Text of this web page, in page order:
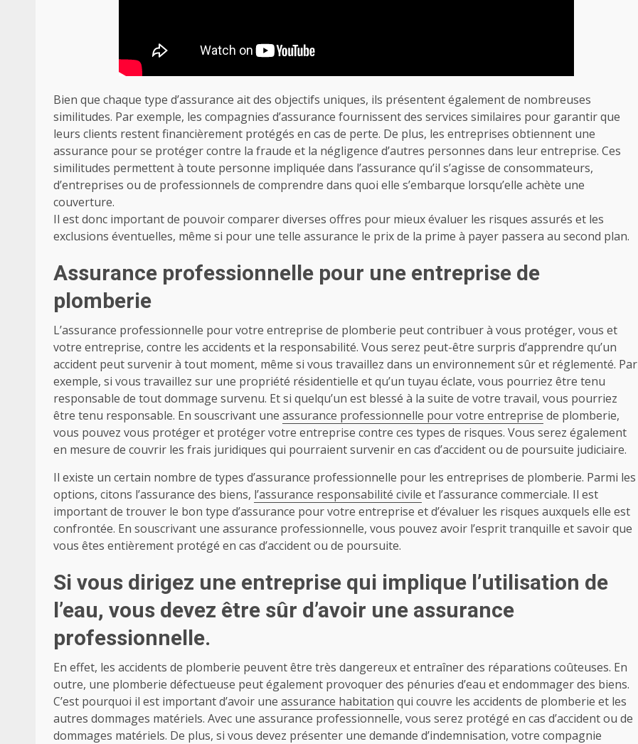
Bien que chaque type d’assurance ait des objectifs uniques, ils présentent également de nombreuses
similitudes. Par exemple, les compagnies d’assurance fournissent des services similaires pour garantir que
leurs clients restent financièrement protégés en cas de perte. De plus, les entreprises obtiennent une
assurance pour se protéger contre la fraude et la négligence d’autres personnes dans leur entreprise. Ces
similitudes permettent à toute personne impliquée dans l’assurance qu’il s’agisse de consommateurs,
d’entreprises ou de professionnels de comprendre dans quoi elle s’embarque lorsqu’elle achète une
couverture.
Il est donc important de pouvoir comparer diverses offres pour mieux évaluer les risques assurés et les
exclusions éventuelles, même si pour une telle assurance le prix de la prime à payer passera au second plan.
Assurance professionnelle pour une entreprise de
plomberie
L’assurance professionnelle pour votre entreprise de plomberie peut contribuer à vous protéger, vous et
votre entreprise, contre les accidents et la responsabilité. Vous serez peut-être surpris d’apprendre qu’un
accident peut survenir à tout moment, même si vous travaillez dans un environnement sûr et réglementé. Par
exemple, si vous travaillez sur une propriété résidentielle et qu’un tuyau éclate, vous pourriez être tenu
responsable de tout dommage survenu. Et si quelqu’un est blessé à la suite de votre travail, vous pourriez
être tenu responsable. En souscrivant une assurance professionnelle pour votre entreprise de plomberie,
vous pouvez vous protéger et protéger votre entreprise contre ces types de risques. Vous serez également
en mesure de couvrir les frais juridiques qui pourraient survenir en cas d’accident ou de poursuite judiciaire.
Il existe un certain nombre de types d’assurance professionnelle pour les entreprises de plomberie. Parmi les
options, citons l’assurance des biens, l’assurance responsabilité civile et l’assurance commerciale. Il est
important de trouver le bon type d’assurance pour votre entreprise et d’évaluer les risques auxquels elle est
confrontée. En souscrivant une assurance professionnelle, vous pouvez avoir l’esprit tranquille et savoir que
vous êtes entièrement protégé en cas d’accident ou de poursuite.
Si vous dirigez une entreprise qui implique l’utilisation de
l’eau, vous devez être sûr d’avoir une assurance
professionnelle.
En effet, les accidents de plomberie peuvent être très dangereux et entraîner des réparations coûteuses. En
outre, une plomberie défectueuse peut également provoquer des pénuries d’eau et endommager des biens.
C’est pourquoi il est important d’avoir une assurance habitation qui couvre les accidents de plomberie et les
autres dommages matériels. Avec une assurance professionnelle, vous serez protégé en cas d’accident ou de
dommages matériels. De plus, si vous devez présenter une demande d’indemnisation, votre compagnie